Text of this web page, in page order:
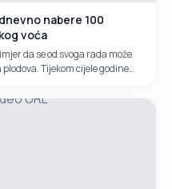
nabere 100
voća
da se od svoga rada može
Tijekom cijele godine
URL